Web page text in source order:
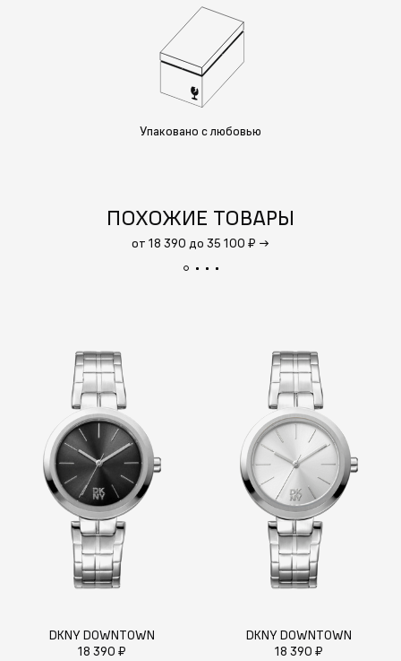
Упаковано с любовью
ПОХОЖИЕ ТОВАРЫ
от 18 390 до 35 100 ₽ →
DKNY DOWNTOWN
18 390 ₽
DKNY DOWNTOWN
18 390 ₽